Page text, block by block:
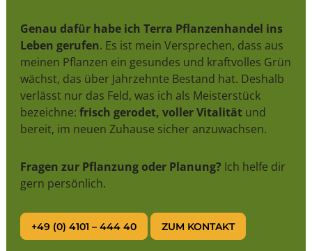
Genau dafür habe ich Terra Pflanzenhandel ins
Leben gerufen. Es ist mein Versprechen, dass aus
meinen Pflanzen ein gesundes und kraftvolles Grün
wächst, das über Jahrzehnte Bestand hat. Deshalb
verlässt nur das Feld, was ich als Meisterstück
bezeichne: frisch gerodet, voller Vitalitätund
bereit, im neuen Zuhause sicher anzuwachsen.
Fragen zur Pflanzung oder Planung? Ich helfe dir
gern persönlich.
+49 (0) 4101 – 444 40 ZUM KONTAKT